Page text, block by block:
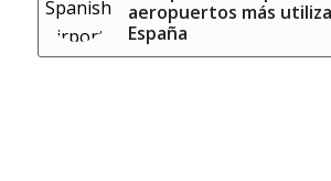
aeropuertos más
España